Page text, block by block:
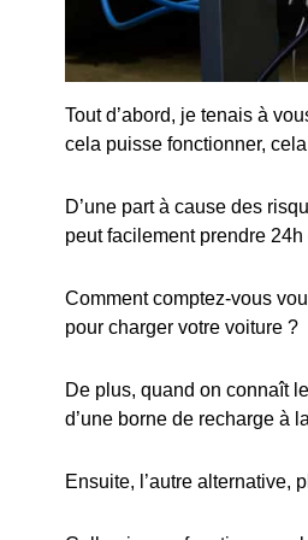
Tout d’abord, je tenais à
cela puisse fonctionner,
D’une part à cause des
peut facilement prendre
Comment comptez-vous
pour charger votre voiture ?
De plus, quand on connaît
d’une borne de recharge à
Ensuite, l’autre alternative,